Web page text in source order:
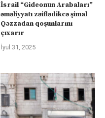
İsrail “Gideonun Arabaları”
əməliyyatı zəiflədikcə şimal
Qəzzadan qoşunlarını
çıxarır
İyul 31, 2025